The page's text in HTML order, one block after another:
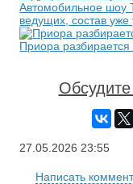
Автомобильное шоу
ведущих, состав уже
Приора
27.05.2026 23:55
Написать